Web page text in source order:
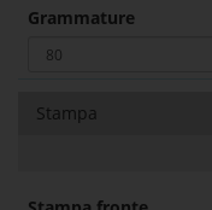
Grammature
Stampa